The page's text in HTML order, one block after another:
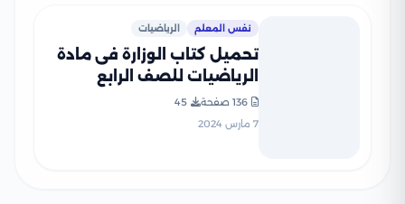
نفس المعلم الرياضيات
تحميل كتاب الوزارة فى مادة
الرياضيات للصف الرابع
بصيغة PDF
136 صفحة
45
7 مارس 2024